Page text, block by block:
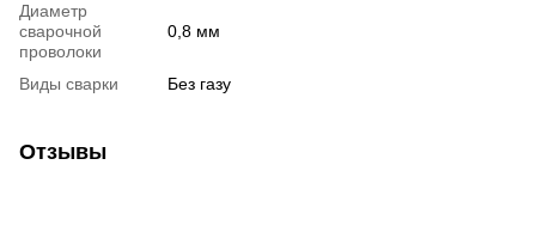
Диаметр
сварочной
проволоки
0,8 мм
Виды сварки Без газу
Отзывы